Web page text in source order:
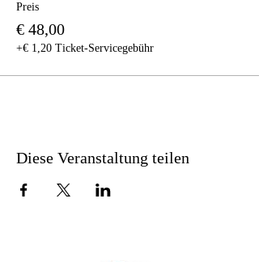
Preis
€ 48,00
+€ 1,20 Ticket-Servicegebühr
Diese Veranstaltung teilen